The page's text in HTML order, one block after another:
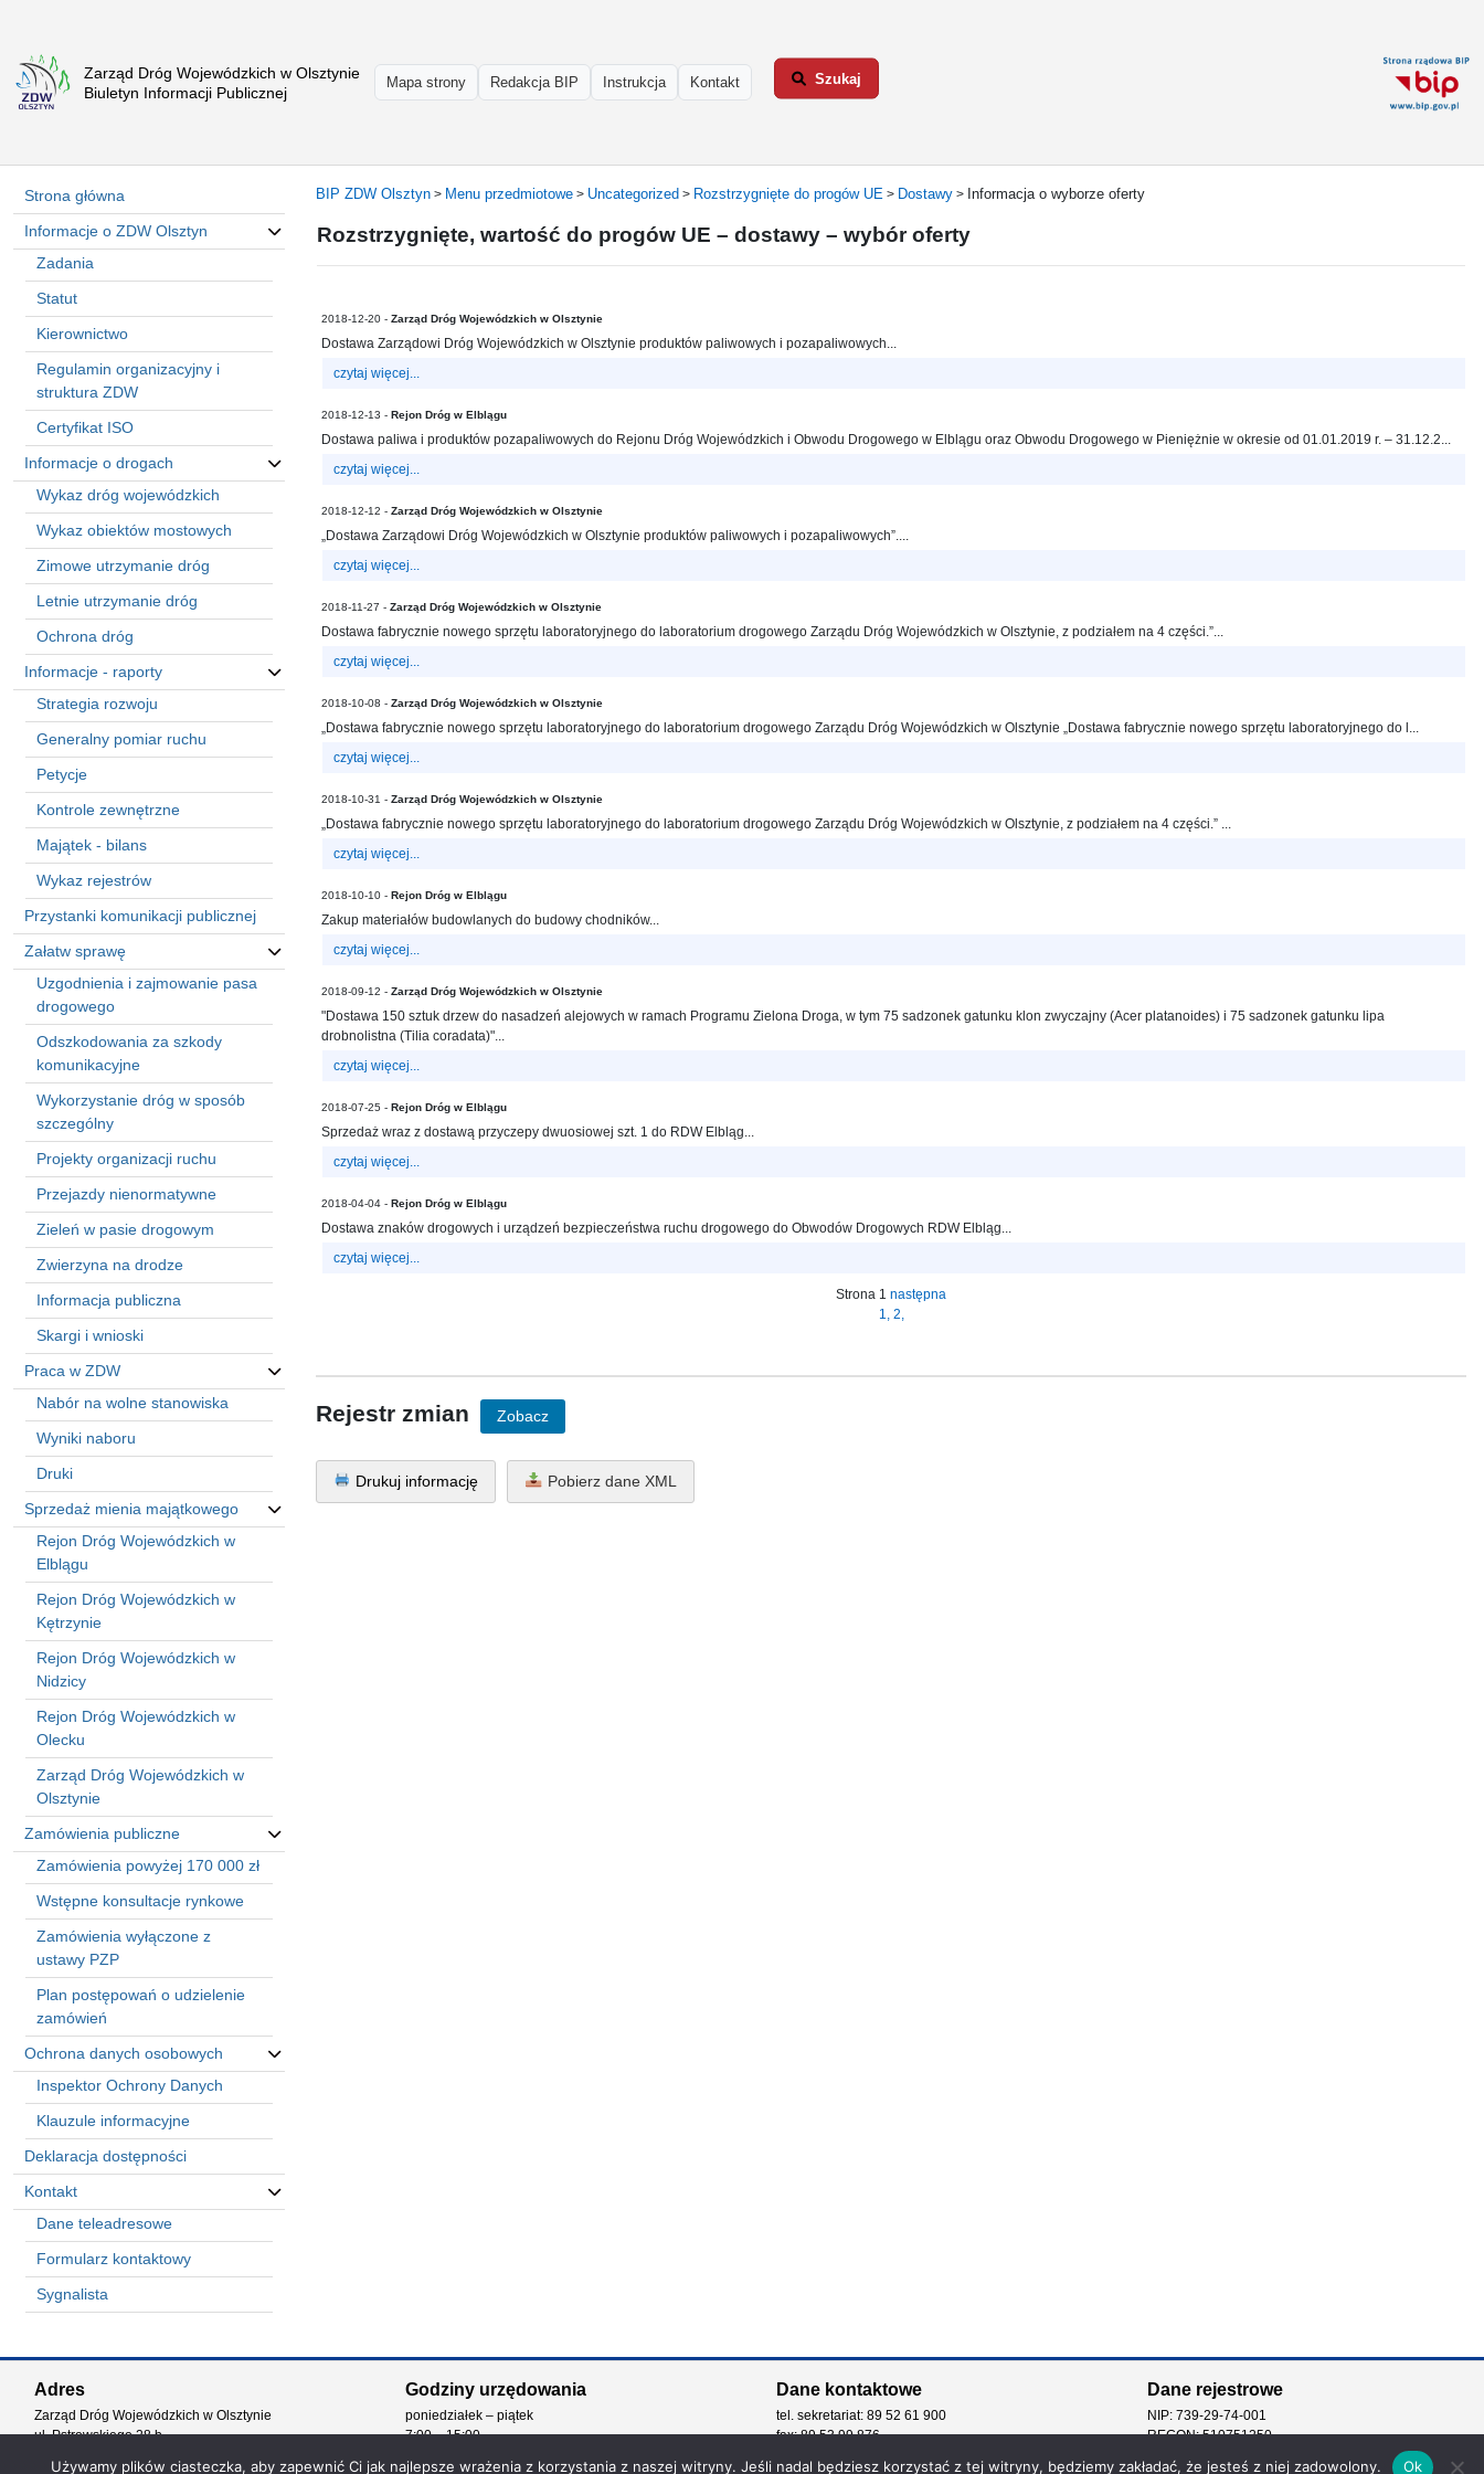
Zarząd Dróg Wojewódzkich w Olsztynie
Biuletyn Informacji Publicznej
Mapa strony Redakcja BIP Instrukcja Kontakt Szukaj
Strona
główna
Olsztyn
Informacje
drogach
Informacje
Przystanki
komunikacji
publicznej
Załatw
sprawę
Praca
w
ZDW
Sprzedaż
mienia
majątkowego
Zamówienia
publiczne
Ochrona
danych
osobowych
Deklaracja
dostępności
Kontakt
Automatically
Hierarchic
Categories
Menu
Version
2.1.0
Author:
Atakan
Docs:
https://atakanau.blogspot.com/2021/01/automatic-
menu-
wp-
plugin.html
Active
KANE
(kanewp)
Strona główna
Informacje o ZDW Olsztyn
Zadania
Statut
Kierownictwo
Regulamin organizacyjny i
struktura ZDW
Certyfikat ISO
Informacje o drogach
Wykaz dróg wojewódzkich
Wykaz obiektów mostowych
Zimowe utrzymanie dróg
Letnie utrzymanie dróg
Ochrona dróg
Informacje - raporty
Strategia rozwoju
Generalny pomiar ruchu
Petycje
Kontrole zewnętrzne
Majątek - bilans
Wykaz rejestrów
Przystanki komunikacji publicznej
Załatw sprawę
Uzgodnienia i zajmowanie pasa
drogowego
Odszkodowania za szkody
komunikacyjne
Wykorzystanie dróg w sposób
szczególny
Projekty organizacji ruchu
Przejazdy nienormatywne
Zieleń w pasie drogowym
Zwierzyna na drodze
Informacja publiczna
Skargi i wnioski
Praca w ZDW
Nabór na wolne stanowiska
Wyniki naboru
Druki
Sprzedaż mienia majątkowego
Rejon Dróg Wojewódzkich w
Elblągu
Rejon Dróg Wojewódzkich w
Kętrzynie
Rejon Dróg Wojewódzkich w
Nidzicy
Rejon Dróg Wojewódzkich w
Olecku
Zarząd Dróg Wojewódzkich w
Olsztynie
Zamówienia publiczne
Zamówienia powyżej 170 000 zł
Wstępne konsultacje rynkowe
Zamówienia wyłączone z
ustawy PZP
Plan postępowań o udzielenie
zamówień
Ochrona danych osobowych
Inspektor Ochrony Danych
Klauzule informacyjne
Deklaracja dostępności
Kontakt
Dane teleadresowe
Formularz kontaktowy
Sygnalista
Categories
BIP ZDW Olsztyn > Menu przedmiotowe > Uncategorized > Rozstrzygnięte do progów UE > Dostawy > Informacja o wyborze oferty
Rozstrzygnięte, wartość do progów UE – dostawy – wybór oferty
2018-12-20 - Zarząd Dróg Wojewódzkich w Olsztynie
Dostawa Zarządowi Dróg Wojewódzkich w Olsztynie produktów paliwowych i pozapaliwowych...
czytaj więcej...
2018-12-13 - Rejon Dróg w Elblągu
Dostawa paliwa i produktów pozapaliwowych do Rejonu Dróg Wojewódzkich i Obwodu Drogowego w Elblągu oraz Obwodu Drogowego w Pieniężnie w okresie od 01.01.2019 r. – 31.12.2...
czytaj więcej...
2018-12-12 - Zarząd Dróg Wojewódzkich w Olsztynie
„Dostawa Zarządowi Dróg Wojewódzkich w Olsztynie produktów paliwowych i pozapaliwowych”....
czytaj więcej...
2018-11-27 - Zarząd Dróg Wojewódzkich w Olsztynie
Dostawa fabrycznie nowego sprzętu laboratoryjnego do laboratorium drogowego Zarządu Dróg Wojewódzkich w Olsztynie, z podziałem na 4 części.”...
czytaj więcej...
2018-10-08 - Zarząd Dróg Wojewódzkich w Olsztynie
„Dostawa fabrycznie nowego sprzętu laboratoryjnego do laboratorium drogowego Zarządu Dróg Wojewódzkich w Olsztynie „Dostawa fabrycznie nowego sprzętu laboratoryjnego do l...
czytaj więcej...
2018-10-31 - Zarząd Dróg Wojewódzkich w Olsztynie
„Dostawa fabrycznie nowego sprzętu laboratoryjnego do laboratorium drogowego Zarządu Dróg Wojewódzkich w Olsztynie, z podziałem na 4 części.” ...
czytaj więcej...
2018-10-10 - Rejon Dróg w Elblągu
Zakup materiałów budowlanych do budowy chodników...
czytaj więcej...
2018-09-12 - Zarząd Dróg Wojewódzkich w Olsztynie
"Dostawa 150 sztuk drzew do nasadzeń alejowych w ramach Programu Zielona Droga, w tym 75 sadzonek gatunku klon zwyczajny (Acer platanoides) i 75 sadzonek gatunku lipa
drobnolistna (Tilia coradata)"...
czytaj więcej...
2018-07-25 - Rejon Dróg w Elblągu
Sprzedaż wraz z dostawą przyczepy dwuosiowej szt. 1 do RDW Elbląg...
czytaj więcej...
2018-04-04 - Rejon Dróg w Elblągu
Dostawa znaków drogowych i urządzeń bezpieczeństwa ruchu drogowego do Obwodów Drogowych RDW Elbląg...
czytaj więcej...
Strona 1 następna
1, 2,
Rejestr zmian Zobacz
Drukuj informację Pobierz dane XML
Adres
Zarząd Dróg Wojewódzkich w Olsztynie
ul. Pstrowskiego 28 b
Godziny urzędowania
poniedziałek – piątek
7:00 – 15:00
Dane kontaktowe
tel. sekretariat: 89 52 61 900
fax: 89 53 99 876
Dane rejestrowe
NIP: 739-29-74-001
REGON: 510751250
Używamy plików ciasteczka, aby zapewnić Ci jak najlepsze wrażenia z korzystania z naszej witryny. Jeśli nadal będziesz korzystać z tej witryny, będziemy zakładać, że jesteś z niej zadowolony. Ok